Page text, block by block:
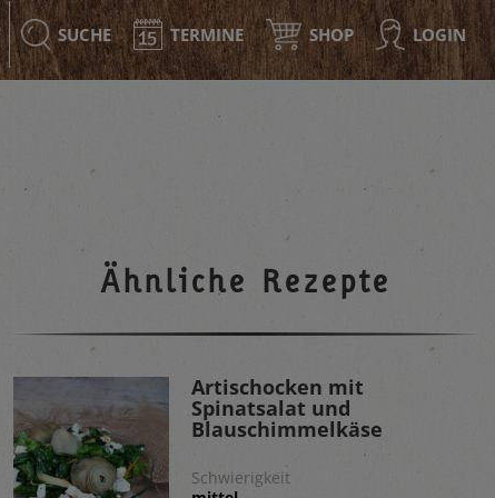
SUCHE TERMINE SHOP LOGIN
Ähnliche Rezepte
Artischocken mit
Spinatsalat und
Blauschimmelkäse
Schwierigkeit